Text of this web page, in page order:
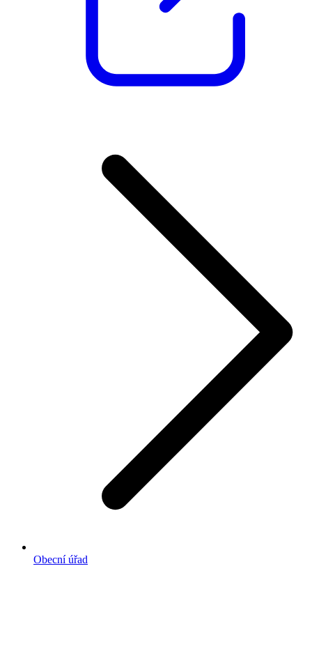
Obecní úřad